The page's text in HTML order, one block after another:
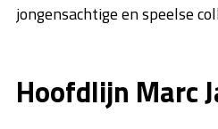
jongensachtige en speelse
Hoofdlijn Marc